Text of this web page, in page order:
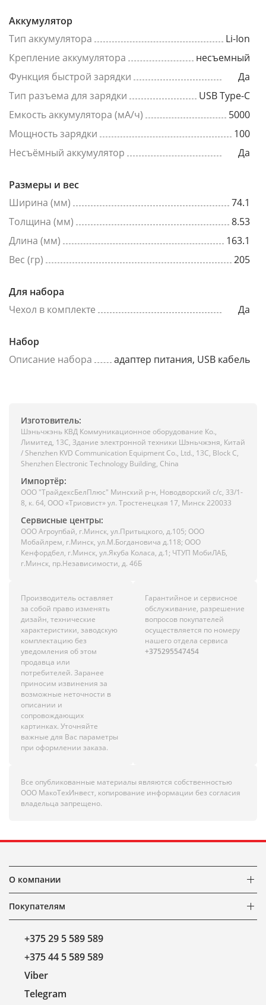
Аккумулятор
Тип аккумулятора
Li-Ion
Крепление аккумулятора
несъемный
Функция быстрой зарядки
Да
Тип разъема для зарядки
USB Type-C
Емкость аккумулятора (мА/ч)
5000
Мощность зарядки
100
Несъёмный аккумулятор
Да
Размеры и вес
Ширина (мм)
74.1
Толщина (мм)
8.53
Длина (мм)
163.1
Вес (гр)
205
Для набора
Чехол в комплекте
Да
Набор
Описание набора
адаптер питания, USB кабель
Изготовитель:
Шэньчжэнь КВД Коммуникационное оборудование Ко.,
Лимитед, 13C, Здание электронной техники Шэньчжэня, Китай
/ Shenzhen KVD Communication Equipment Co., Ltd., 13C, Block C,
Shenzhen Electronic Technology Building, China
Импортёр:
ООО "ТрайдексБелПлюс" Минский р-н, Новодворский с/с, 33/1-
8, к. 64, ООО «Триовист» ул. Тростенецкая 17, Минск 220033
Сервисные центры:
ООО Агроупбай, г.Минск, ул.Притыцкого, д.105; ООО
Мобайлрем, г.Минск, ул.М.Богдановича д.118; ООО
Кенфордбел, г.Минск, ул.Якуба Коласа, д.1; ЧТУП МобиЛАБ,
г.Минск, пр.Независимости, д. 46Б
Производитель оставляет
за собой право изменять
дизайн, технические
характеристики, заводскую
комплектацию без
уведомления об этом
продавца или
потребителей. Заранее
приносим извинения за
возможные неточности в
описании и
сопровождающих
картинках. Уточняйте
важные для Вас параметры
при оформлении заказа.
Гарантийное и сервисное
обслуживание, разрешение
вопросов покупателей
осуществляется по номеру
нашего отдела сервиса
+375295547454
Все опубликованные материалы являются собственностью
ООО МакоТехИнвест, копирование информации без согласия
владельца запрещено.
О компании
Покупателям
+375 29 5 589 589
+375 44 5 589 589
Viber
Telegram